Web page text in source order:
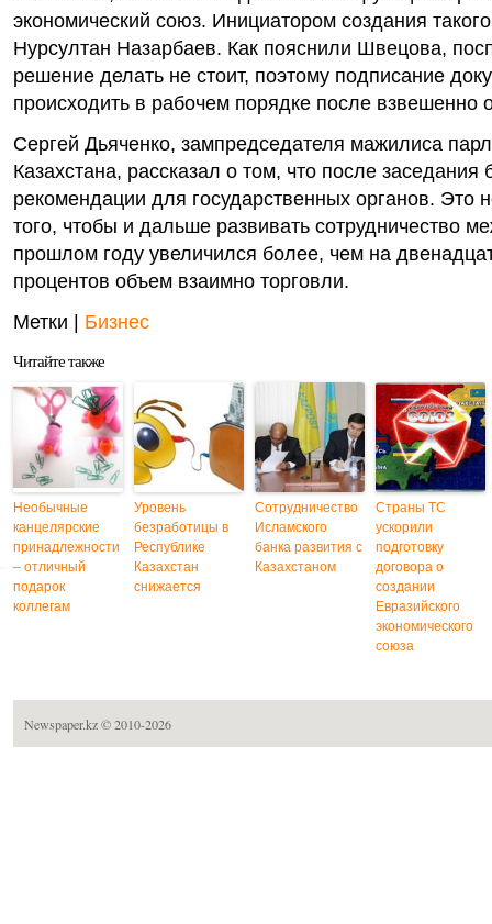
экономический союз. Инициатором создания
Нурсултан Назарбаев. Как пояснили Швецова,
решение делать не стоит, поэтому подписание
происходить в рабочем порядке после взвешенно
Сергей Дьяченко, зампредседателя мажилиса
Казахстана, рассказал о том, что после заседания
рекомендации для государственных органов. Это
того, чтобы и дальше развивать сотрудничество
прошлом году увеличился более, чем на
процентов объем взаимно торговли.
Метки | Бизнес
Читайте также
Необычные
канцелярские
принадлежности
– отличный
подарок
коллегам
Уровень
безработицы в
Республике
Казахстан
снижается
Сотрудничество
Исламского
банка развития с
Казахстаном
Страны ТС
ускорили
подготовку
договора о
создании
Евразийского
экономического
союза
Newspaper.kz© 2010-2026